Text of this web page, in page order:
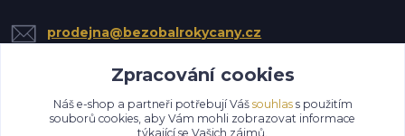
prodejna@bezobalrokycany.cz
Zpracování cookies
Náš e-shop a partneři potřebují Váš souhlass použitím
souborů cookies, aby Vám mohli zobrazovat informace
týkající se Vašich zájmů.